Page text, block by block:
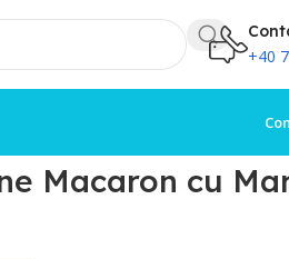
+40
Macaron cu